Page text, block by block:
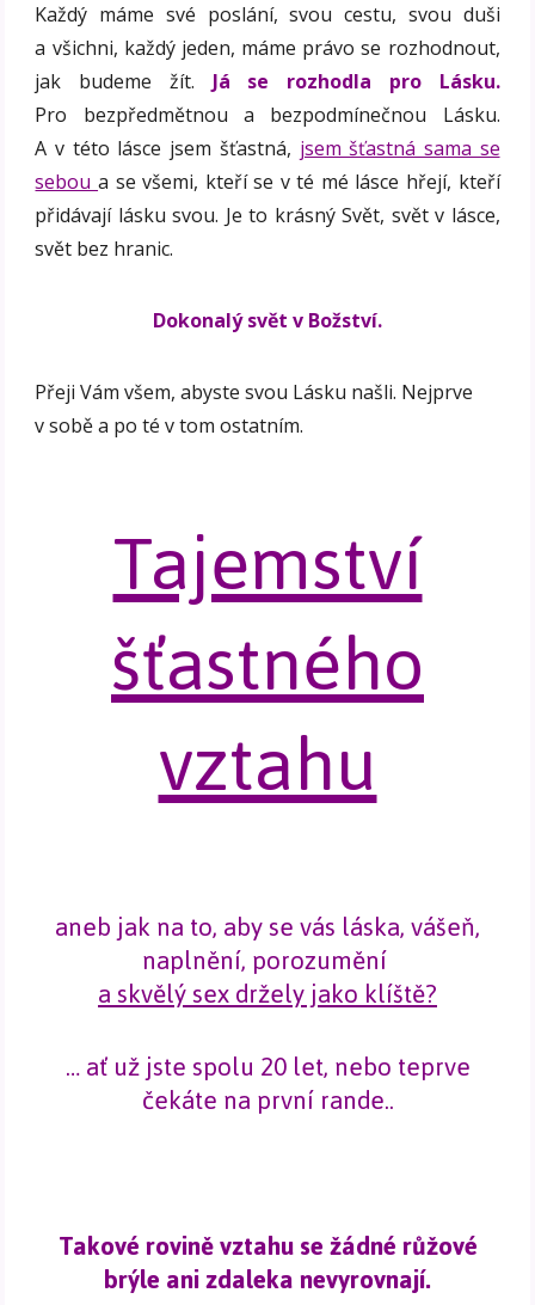
Každý máme své poslání, svou cestu, svou duši
a všichni, každý jeden, máme právo se rozhodnout,
jak budeme žít. Já se rozhodla pro Lásku.
Pro bezpředmětnou a bezpodmínečnou Lásku.
A v této lásce jsem šťastná, jsem šťastná sama se
seboua se všemi, kteří se v té mé lásce hřejí, kteří
přidávají lásku svou. Je to krásný Svět, svět v lásce,
svět bez hranic.
Dokonalý svět v Božství.
Přeji Vám všem, abyste svou Lásku našli. Nejprve
v sobě a po té v tom ostatním.
Tajemství
šťastného
vztahu
aneb jak na to, aby se vás láska, vášeň,
naplnění, porozumění
a skvělý sex držely jako klíště?
… ať už jste spolu 20 let, nebo teprve
čekáte na první rande..
Takové rovině vztahu se žádné růžové
brýle ani zdaleka nevyrovnají.